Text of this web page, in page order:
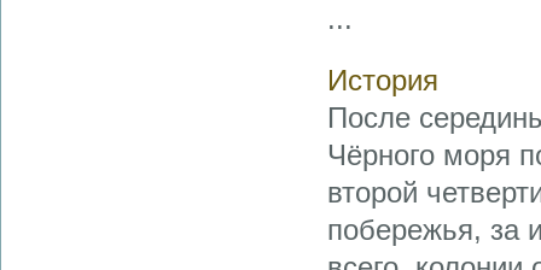
...
История
После
Чёрного моря
второй
побережья, за